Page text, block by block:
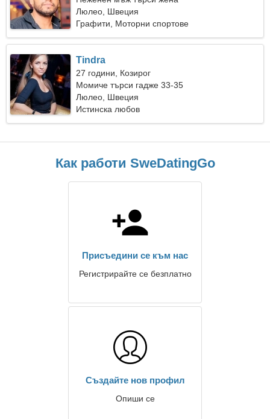
Люлео, Швеция
Графити, Моторни спортове
Tindra
27 години, Козирог
Момиче търси гадже 33-35
Люлео, Швеция
Истинска любов
Как работи SweDatingGo
Присъедини се към нас
Регистрирайте се безплатно
Създайте нов профил
Опиши се